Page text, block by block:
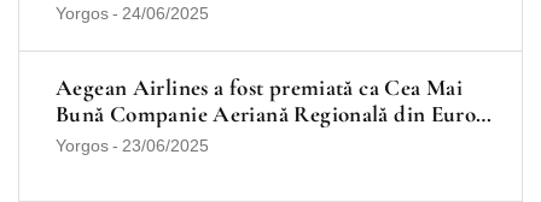
mașina
Yorgos- 24/06/2025
Aegean Airlines a fost premiată ca Cea Mai
Bună Companie Aeriană Regională din Europa
în 2025
Yorgos- 23/06/2025